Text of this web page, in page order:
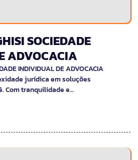
SOCIEDADE
ADVOCACIA
INDIVIDUAL DE ADVOCACIA
jurídica em soluções
Com tranquilidade e…